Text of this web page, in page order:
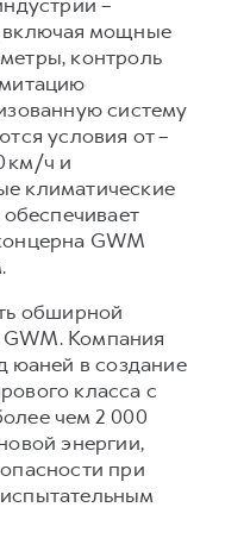
включая мощные
контроль
систему
условия от –
км/ч и
климатические
GWM
обширной
Компания
юаней в создание
класса с
чем 2 000
энергии,
при